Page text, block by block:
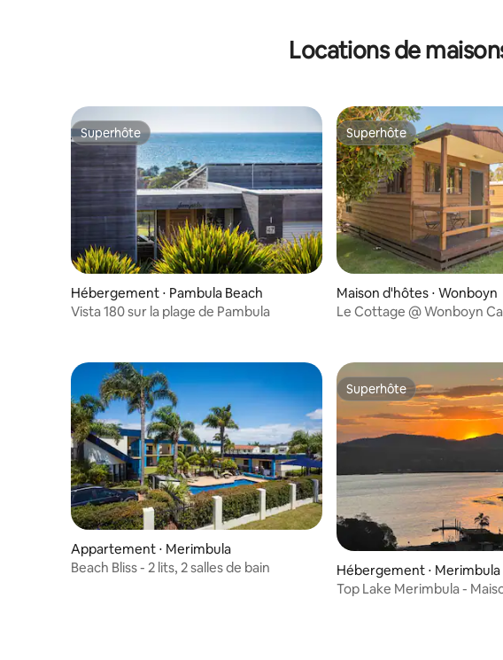
Locations de
Superhôte
Superhôte
Hébergement ⋅ Pambula Beach
Vista 180 sur la plage de Pambula
Superhôte
Superhôte
Maison d'hôtes ⋅ Wonboyn
Le Cottage @ Wonboyn
Appartement ⋅ Merimbula
Beach Bliss - 2 lits, 2 salles de bain
Superhôte
Superhôte
Hébergement ⋅ Merimbula
Top Lake Merimbula -